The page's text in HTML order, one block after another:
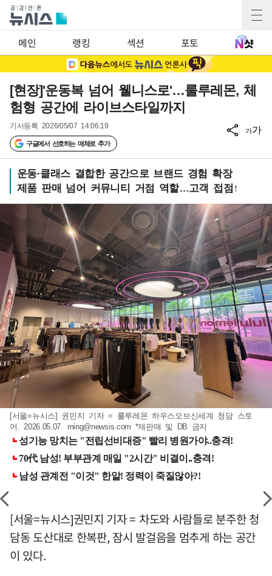
메인 랭킹 섹션 포토
[현장]'운동복 넘어 웰니스로'…룰루레몬, 체
험형 공간에 라이브스타일까지
기사등록 2026/05/07 14:06:19
구글에서 선호하는 매체로 추가
가가
운동·클래스 결합한 공간으로 브랜드 경험 확장
제품 판매 넘어 커뮤니티 거점 역할…고객 접점↑
[서울=뉴시스] 권민지 기자 = 룰루레몬 하우스오브신세계 청담 스토
어. 2026.05.07. ming@newsis.com *재판매 및 DB 금지
[서울=뉴시스]권민지 기자 = 차도와 사람들로 분주한 청
담동 도산대로 한복판, 잠시 발걸음을 멈추게 하는 공간
이 있다.